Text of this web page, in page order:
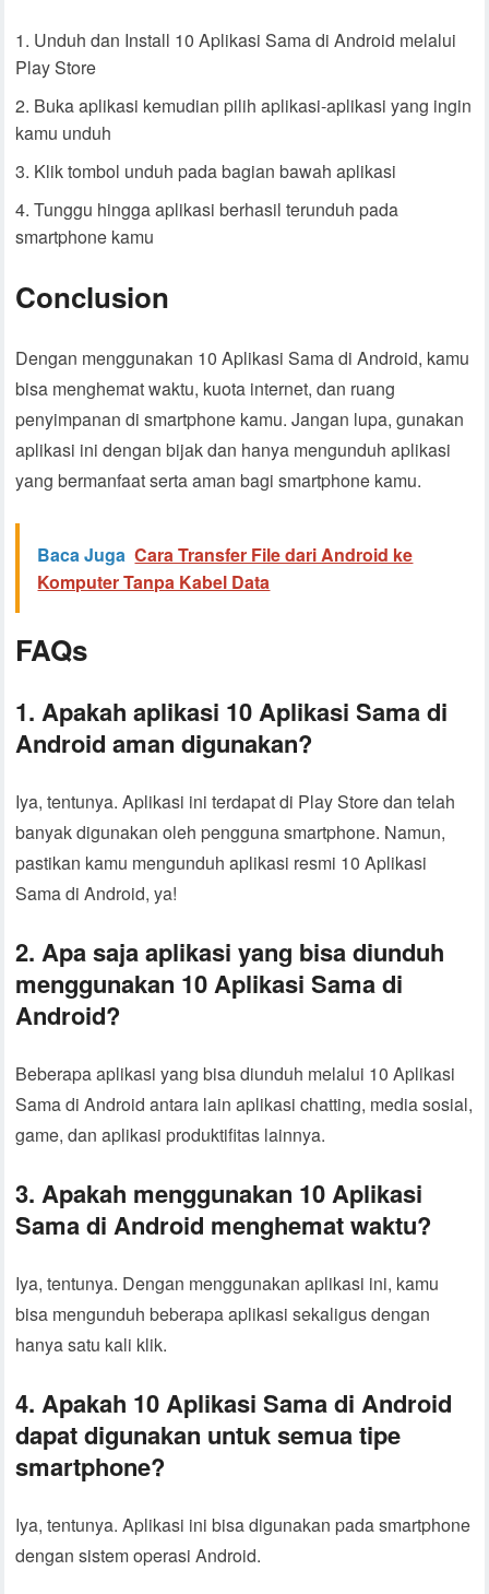
Unduh dan Install 10 Aplikasi Sama di Android melalui
Play Store
Buka aplikasi kemudian pilih aplikasi-aplikasi yang ingin
kamu unduh
Klik tombol unduh pada bagian bawah aplikasi
Tunggu hingga aplikasi berhasil terunduh pada
smartphone kamu
Conclusion
Dengan menggunakan 10 Aplikasi Sama di Android, kamu
bisa menghemat waktu, kuota internet, dan ruang
penyimpanan di smartphone kamu. Jangan lupa, gunakan
aplikasi ini dengan bijak dan hanya mengunduh aplikasi
yang bermanfaat serta aman bagi smartphone kamu.
Baca Juga Cara Transfer File dari Android ke
Komputer Tanpa Kabel Data
FAQs
1. Apakah aplikasi 10 Aplikasi Sama di
Android aman digunakan?
Iya, tentunya. Aplikasi ini terdapat di Play Store dan telah
banyak digunakan oleh pengguna smartphone. Namun,
pastikan kamu mengunduh aplikasi resmi 10 Aplikasi
Sama di Android, ya!
2. Apa saja aplikasi yang bisa diunduh
menggunakan 10 Aplikasi Sama di
Android?
Beberapa aplikasi yang bisa diunduh melalui 10 Aplikasi
Sama di Android antara lain aplikasi chatting, media sosial,
game, dan aplikasi produktifitas lainnya.
3. Apakah menggunakan 10 Aplikasi
Sama di Android menghemat waktu?
Iya, tentunya. Dengan menggunakan aplikasi ini, kamu
bisa mengunduh beberapa aplikasi sekaligus dengan
hanya satu kali klik.
4. Apakah 10 Aplikasi Sama di Android
dapat digunakan untuk semua tipe
smartphone?
Iya, tentunya. Aplikasi ini bisa digunakan pada smartphone
dengan sistem operasi Android.